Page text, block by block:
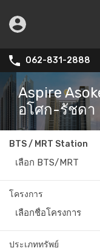
062-831-2888
Aspire
อโศก-รัชดา
BTS / MRT Station
เลือก BTS/MRT
โครงการ
เลือกชื่อโครงการ
ประเภททรัพย์